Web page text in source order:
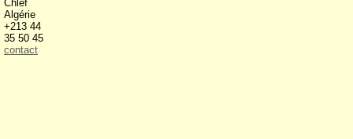
Chlef
Algérie
+213 44
35 50 45
contact